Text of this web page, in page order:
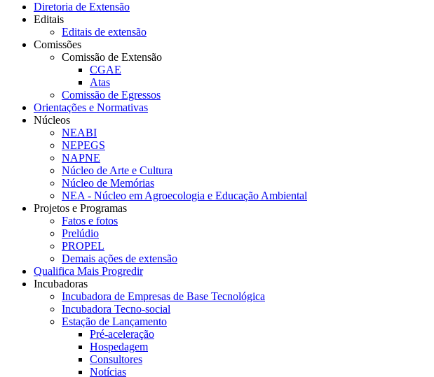
Diretoria de Extensão
Editais
Editais de extensão
Comissões
Comissão de Extensão
CGAE
Atas
Comissão de Egressos
Orientações e Normativas
Núcleos
NEABI
NEPEGS
NAPNE
Núcleo de Arte e Cultura
Núcleo de Memórias
NEA - Núcleo em Agroecologia e Educação Ambiental
Projetos e Programas
Fatos e fotos
Prelúdio
PROPEL
Demais ações de extensão
Qualifica Mais Progredir
Incubadoras
Incubadora de Empresas de Base Tecnológica
Incubadora Tecno-social
Estação de Lançamento
Pré-aceleração
Hospedagem
Consultores
Notícias